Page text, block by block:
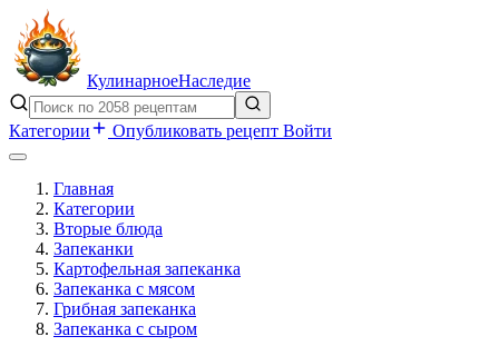
КулинарноеНаследие
Категории Опубликовать рецепт Войти
Главная
Категории
Вторые блюда
Запеканки
Картофельная запеканка
Запеканка с мясом
Грибная запеканка
Запеканка с сыром